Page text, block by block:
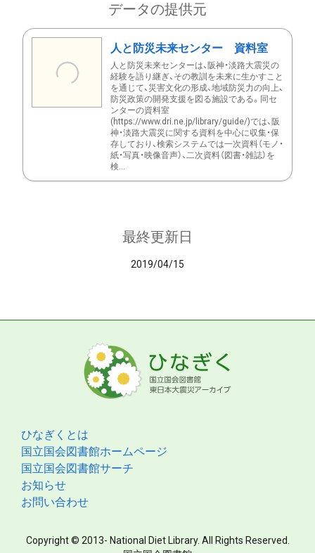
データの提供元
人と防災未来センター 資料室
人と防災未来センターは、阪神・淡路大震災の
経験を語り継ぎ、その教訓を未来に生かすこと
を通じて、災害文化の形成、地域防災力の向上、
防災政策の開発支援を図る施設である。同セ
ンターの資料室
(https://www.dri.ne.jp/library/guide/)では、阪
神・淡路大震災に関する資料を中心に収集・保
存しており、検索システムでは一次資料（モノ・
紙・写真・映像音声）、二次資料（図書・雑誌）を
検...
最終更新日
2019/04/15
ひなぎくとは
国立国会図書館ホームページ
国立国会図書館サーチ
お知らせ
お問い合わせ
Copyright © 2013- National Diet Library. All Rights Reserved.